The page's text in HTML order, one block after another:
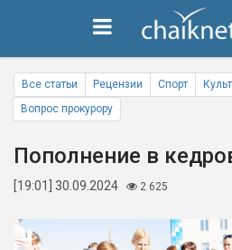
Все статьи Рецензии Спорт
Вопрос прокурору
Пополнение в
[19:01] 30.09.2024 2 625